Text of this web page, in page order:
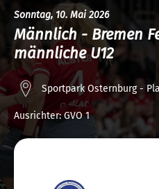
Sonntag, 10. Mai 2026
Männlich - Bremen
männliche U12
Sportpark Osternburg -
Ausrichter:GVO 1